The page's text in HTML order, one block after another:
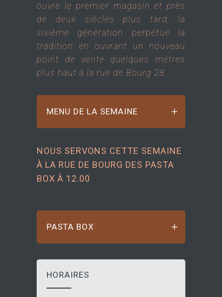
ouvre le premier magasin et près
de deux siècles plus tard, la
sixième génération perpétue la
tradition en ouvrant un nouveau
point de vente quelques mètres
plus haut à la rue de Bourg 28.
MENU DE LA SEMAINE
NOUS SERVONS CETTE SEMAINE
À LA RUE DE BOURG DES PASTA
BOX À 12.00
PASTA BOX
HORAIRES